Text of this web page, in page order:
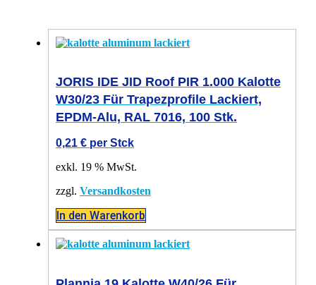
JORIS IDE JID Roof PIR 1.000 Kalotte
W30/23 Für Trapezprofile Lackiert,
EPDM-Alu, RAL 7016, 100 Stk.
0,21 € per Stck
exkl. 19 % MwSt.
zzgl. Versandkosten
In den Warenkorb